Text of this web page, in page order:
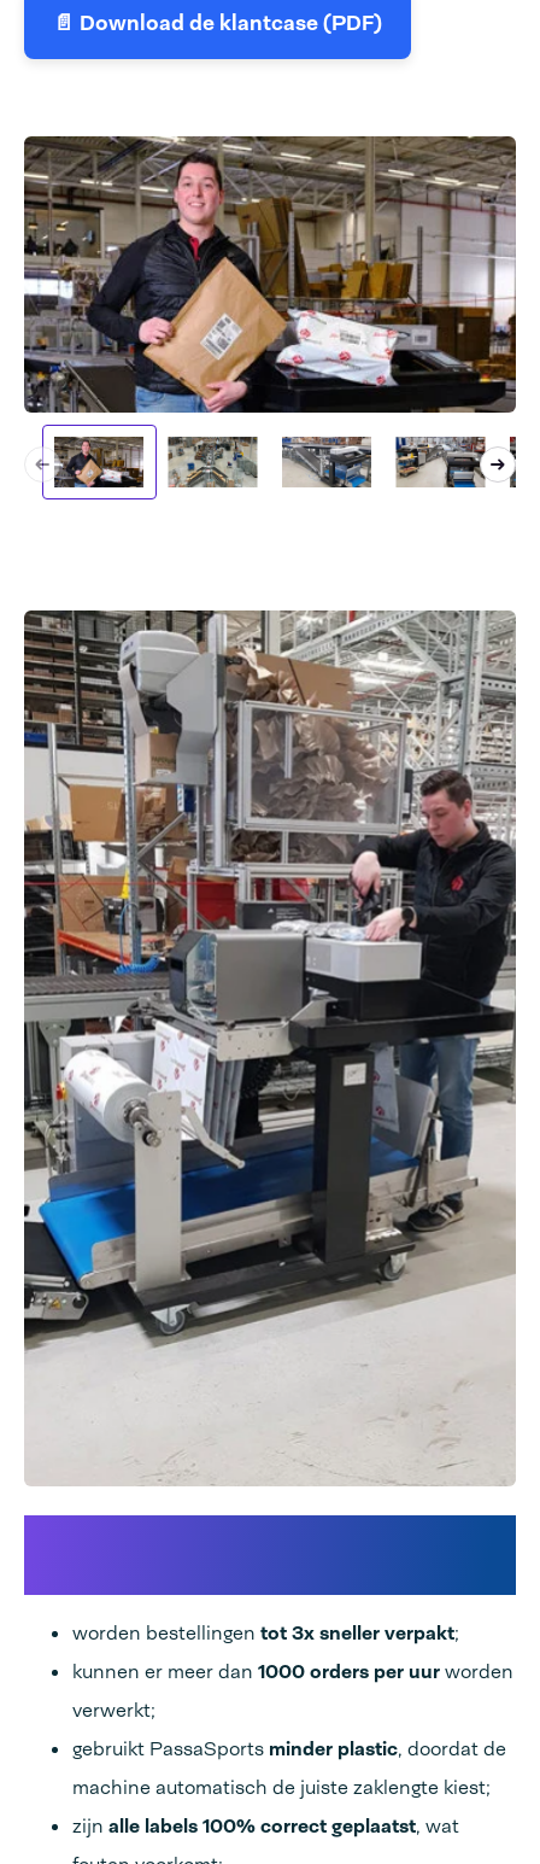
📄 Download de klantcase (PDF)
worden bestellingen tot 3x sneller verpakt;
kunnen er meer dan 1000 orders per uurworden
verwerkt;
gebruikt PassaSports minder plastic, doordat de
machine automatisch de juiste zaklengte kiest;
zijn alle labels 100% correct geplaatst, wat